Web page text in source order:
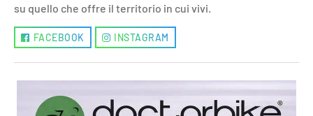
su quello che offre il territorio in cui vivi.
FACEBOOK INSTAGRAM